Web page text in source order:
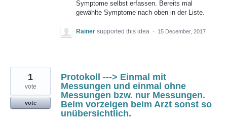
Symptome selbst erfassen. Bereits mal
gewählte Symptome nach oben in der Liste.
Rainer supported this idea · 15 December, 2017
Protokoll ---> Einmal mit
Messungen und einmal ohne
Messungen bzw. nur Messungen.
Beim vorzeigen beim Arzt sonst so
unübersichtlich.
1
vote
vote